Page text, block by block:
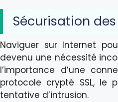
Sécurisation
Naviguer sur Internet
devenu une nécessité
l’importance d’une
protocole crypté SSL, le
tentative d’intrusion.